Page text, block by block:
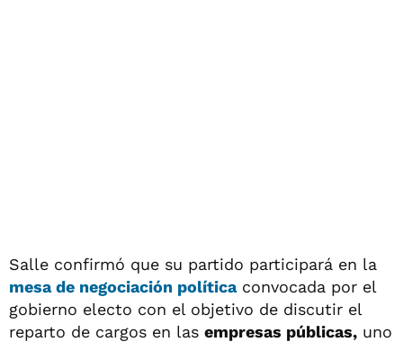
Salle confirmó que su partido participará en la
mesa de negociación políticaconvocada por el
gobierno electo con el objetivo de discutir el
reparto de cargos en las empresas públicas, uno